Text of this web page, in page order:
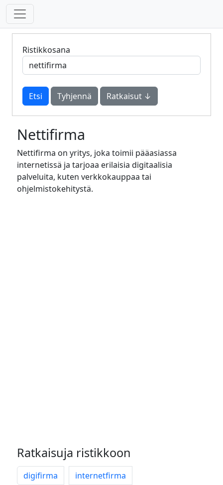
Ristikkosana
Tyhjennä Ratkaisut ↓
Nettifirma
Nettifirma on yritys, joka toimii pääasiassa
internetissä ja tarjoaa erilaisia digitaalisia
palveluita, kuten verkkokauppaa tai
ohjelmistokehitystä.
Ratkaisuja ristikkoon
digifirma
internetfirma